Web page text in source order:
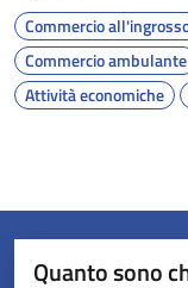
Commercio
Commercio ambulante
Attività economiche
Quanto sono